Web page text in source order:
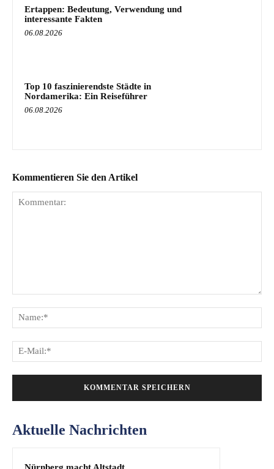
Ertappen: Bedeutung, Verwendung und
interessante Fakten
06.08.2026
Top 10 faszinierendste Städte in
Nordamerika: Ein Reiseführer
06.08.2026
Kommentieren Sie den Artikel
Aktuelle Nachrichten
Nürnberg macht Altstadt